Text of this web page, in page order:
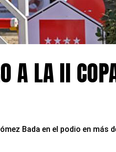
A LA II
Bada en el podio en más